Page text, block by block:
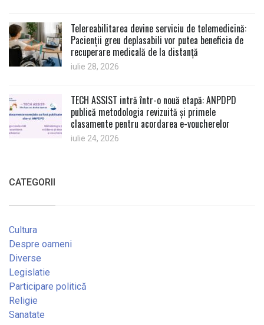
Telereabilitarea devine serviciu de telemedicină:
Pacienții greu deplasabili vor putea beneficia de
recuperare medicală de la distanță
iulie 28, 2026
TECH ASSIST intră într-o nouă etapă: ANPDPD
publică metodologia revizuită și primele
clasamente pentru acordarea e-voucherelor
iulie 24, 2026
CATEGORII
Cultura
Despre oameni
Diverse
Legislatie
Participare politică
Religie
Sanatate